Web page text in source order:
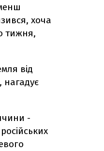
хоча
тижня,
від
нагадує
-